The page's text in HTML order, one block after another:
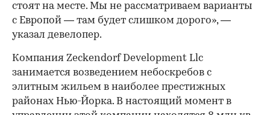
стоят на месте. Мы не рассматриваем варианты
с Европой — там будет слишком дорого», —
указал девелопер.
Компания Zeckendorf Development Llc
занимается возведением небоскребов с
элитным жильем в наиболее престижных
районах Нью-Йорка. В настоящий момент в